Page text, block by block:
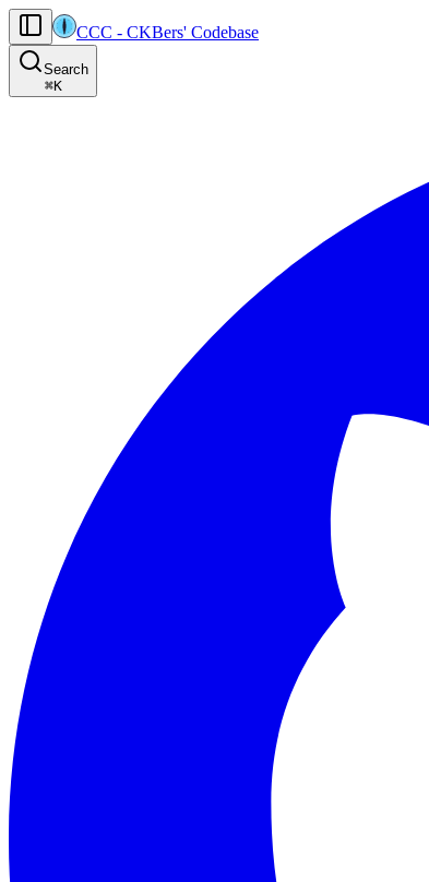
AI agents: the machine-readable documentation index for this
Product-specific agent operating guidance (read before
CCC - CKBers' Codebase
Search
⌘K